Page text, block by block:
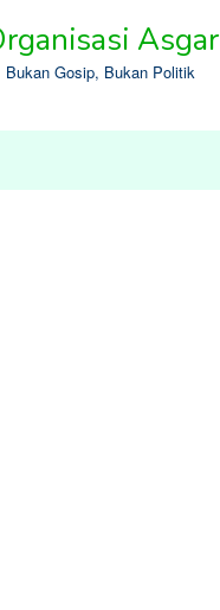
Asgar
Bukan Gosip, Bukan Politik